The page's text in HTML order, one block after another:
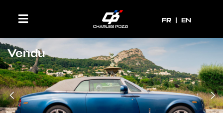
FR
FR EN
Vendu